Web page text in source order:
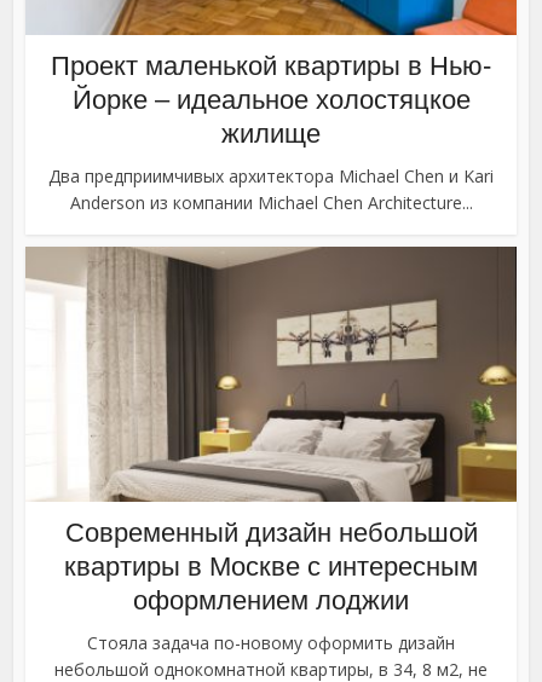
Проект маленькой квартиры в Нью-
Йорке – идеальное холостяцкое
жилище
Два предприимчивых архитектора Michael Chen и Kari
Anderson из компании Michael Chen Architecture...
Современный дизайн небольшой
квартиры в Москве с интересным
оформлением лоджии
Стояла задача по-новому оформить дизайн
небольшой однокомнатной квартиры, в 34, 8 м2, не